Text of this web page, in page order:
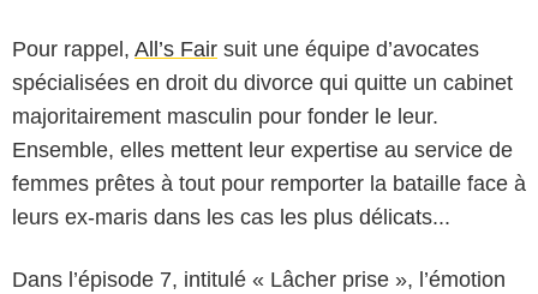
Pour rappel, All’s Fair suit une équipe d’avocates
spécialisées en droit du divorce qui quitte un cabinet
majoritairement masculin pour fonder le leur.
Ensemble, elles mettent leur expertise au service de
femmes prêtes à tout pour remporter la bataille face à
leurs ex-maris dans les cas les plus délicats...
Dans l’épisode 7, intitulé « Lâcher prise », l’émotion